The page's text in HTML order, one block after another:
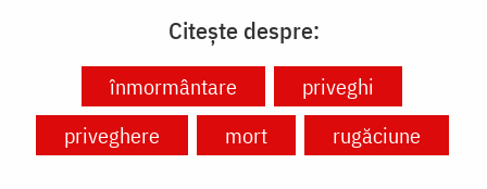
Citește despre:
înmormântare
priveghi
priveghere
mort rugăciune